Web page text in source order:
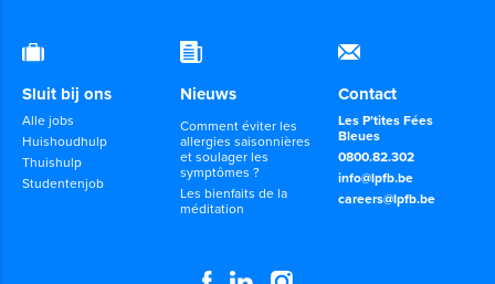
Sluit bij ons
Alle jobs
Huishoudhulp
Thuishulp
Studentenjob
Nieuws
Comment éviter les
allergies saisonnières
et soulager les
symptômes ?
Les bienfaits de la
méditation
Contact
Les P’tites Fées
Bleues
0800.82.302
info@lpfb.be
careers@lpfb.be